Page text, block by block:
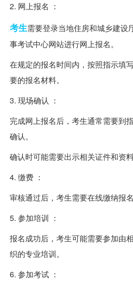
2. 网上报名 ：
考生需要登录当地住房和城乡建设
事考试中心网站进行网上报名。
在规定的报名时间内，按照指示填
要的报名材料。
3. 现场确认 ：
完成网上报名后，考生通常需要到
确认。
确认时可能需要出示相关证件和资料
4. 缴费 ：
审核通过后，考生需要在线缴纳报名
5. 参加培训 ：
报名成功后，考生可能需要参加由
织的专业培训。
6. 参加考试 ：